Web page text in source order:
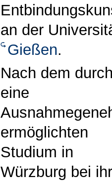
an der
Gießen.
Nach dem
eine
ermöglichten
Studium in
Würzburg bei